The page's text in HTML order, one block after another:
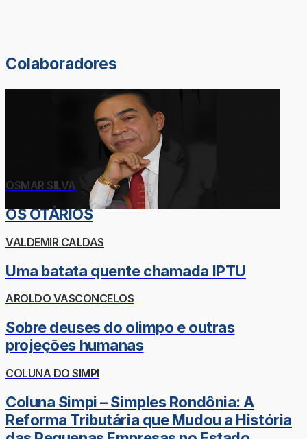
Colaboradores
OSMAR SILVA
OS OTÁRIOS
VALDEMIR CALDAS
Uma batata quente chamada IPTU
AROLDO VASCONCELOS
Sobre deuses do olimpo e outras
projeções humanas
COLUNA DO SIMPI
Coluna Simpi – Simples Rondônia: A
Reforma Tributária que Mudou a História